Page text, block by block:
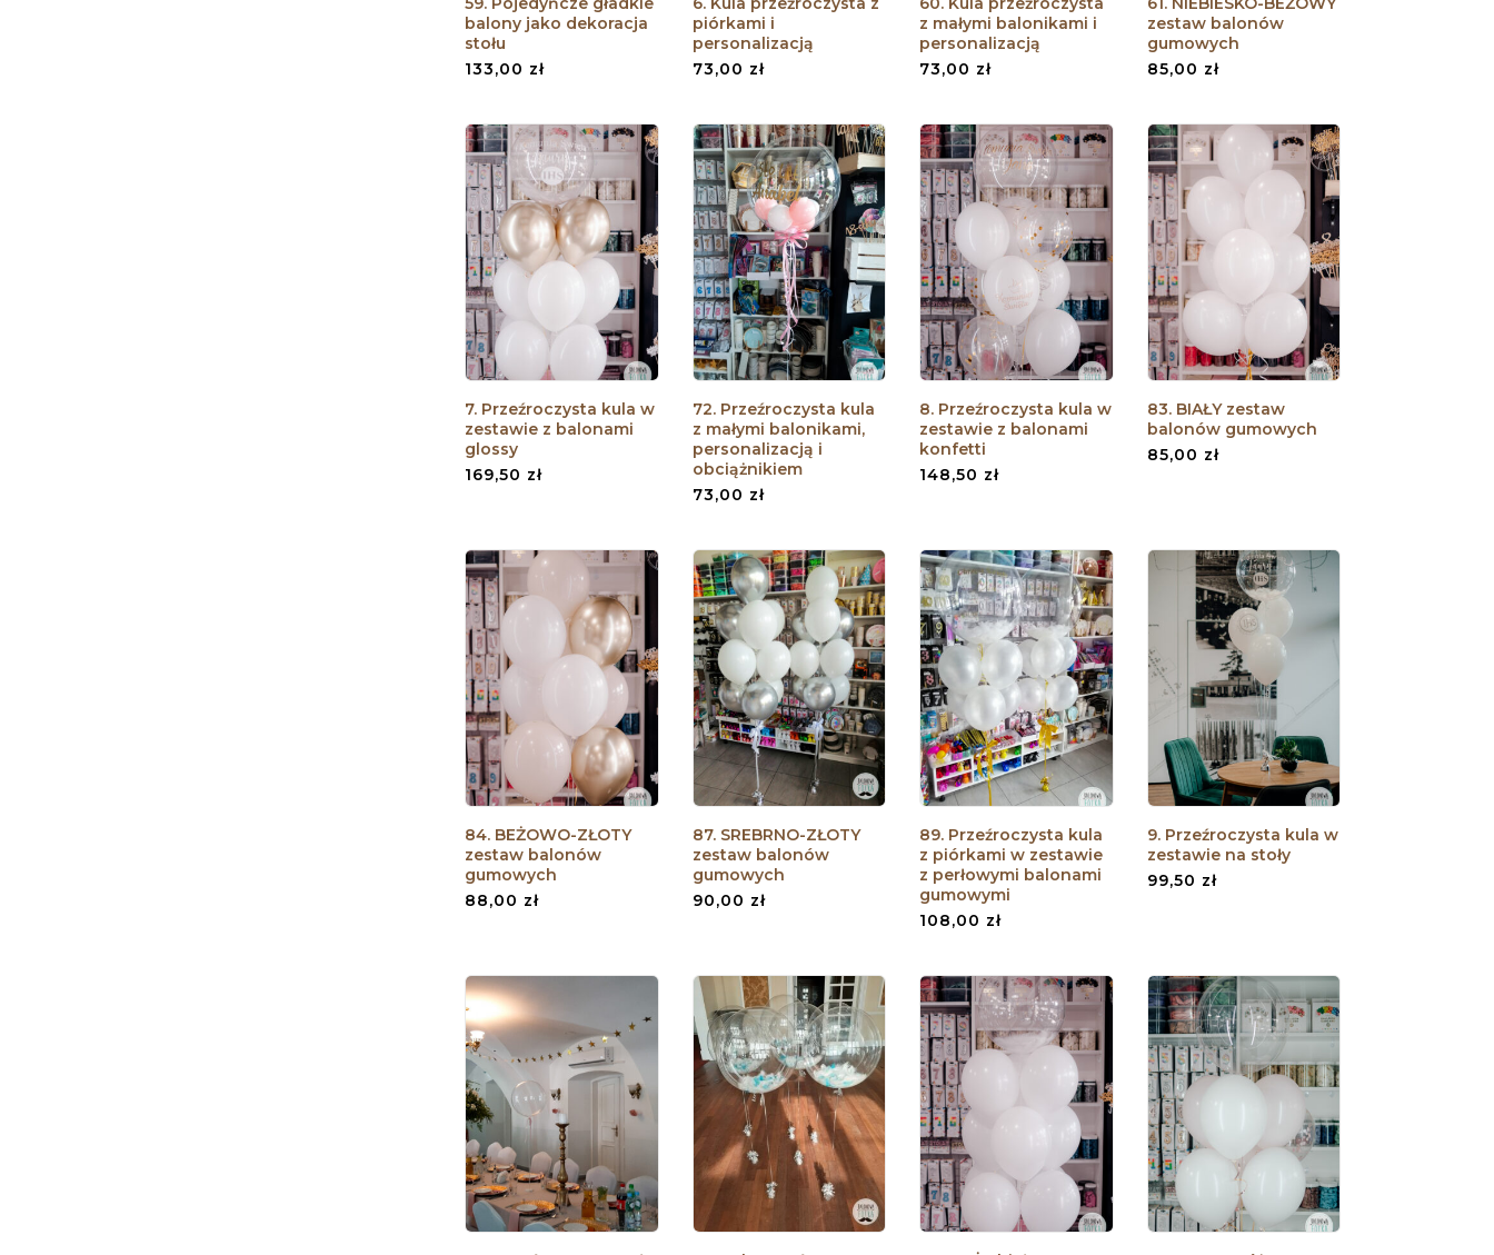
balony jako dekoracja
stołu
133,00 zł
piórkami i
personalizacją
73,00 zł
z małymi balonikami i
personalizacją
73,00 zł
zestaw balonów
gumowych
85,00 zł
7. Przeźroczysta kula w
zestawie z balonami
glossy
169,50 zł
72. Przeźroczysta kula
z małymi balonikami,
personalizacją i
obciążnikiem
73,00 zł
8. Przeźroczysta kula w
zestawie z balonami
konfetti
148,50 zł
83. BIAŁY zestaw
balonów gumowych
85,00 zł
84. BEŻOWO-ZŁOTY
zestaw balonów
gumowych
88,00 zł
87. SREBRNO-ZŁOTY
zestaw balonów
gumowych
90,00 zł
89. Przeźroczysta kula
z piórkami w zestawie
z perłowymi balonami
gumowymi
108,00 zł
9. Przeźroczysta kula w
zestawie na stoły
99,50 zł